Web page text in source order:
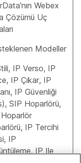
Webex
Çözümü Uç
Modeller
IP Verso, IP
IP Çıkar, IP
IP Güvenliği
SIP Hoparlörü,
IP Tercihi
IP
IP Ile